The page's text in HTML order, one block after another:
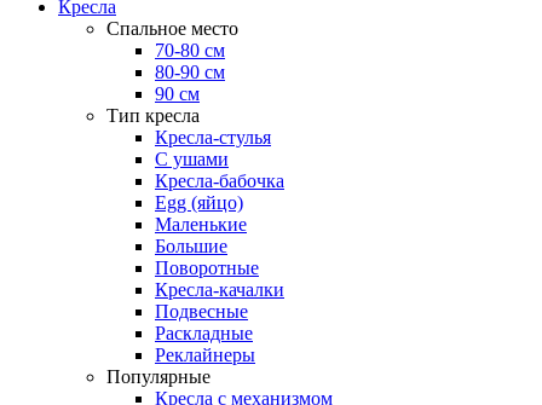
Кресла
Спальное место
70-80 см
80-90 см
90 см
Тип кресла
Кресла-стулья
С ушами
Кресла-бабочка
Egg (яйцо)
Маленькие
Большие
Поворотные
Кресла-качалки
Подвесные
Раскладные
Реклайнеры
Популярные
Кресла с механизмом